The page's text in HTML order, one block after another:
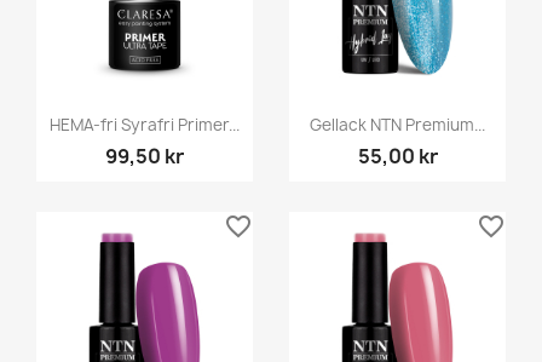
HEMA-fri Syrafri Primer...
99,50 kr
Gellack NTN Premium...
55,00 kr
favorite_border favorite_border